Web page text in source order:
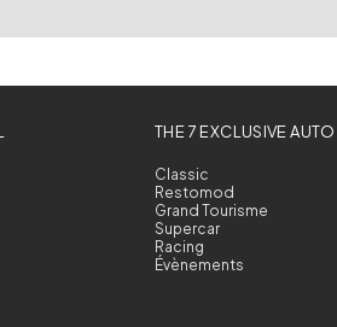
THE 7 EXCLUSIVE AUTO
Classic
Restomod
Grand Tourisme
Supercar
Racing
Évènements